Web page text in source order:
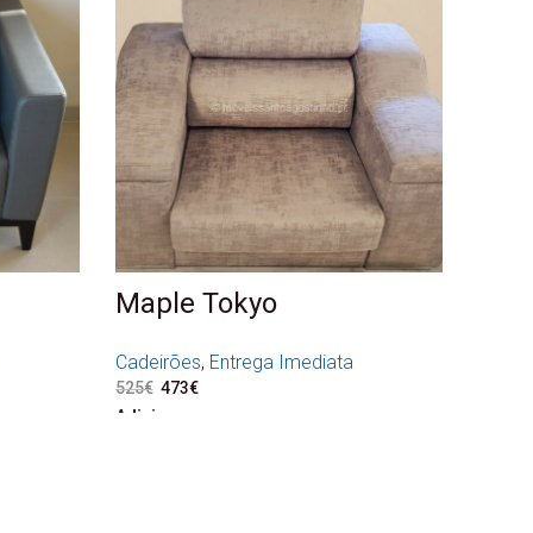
Maple Tokyo
Cadeirões, Entrega Imediata
525€ O preço original era: 525€.
473€O preço atual é: 473€.
Adicionar